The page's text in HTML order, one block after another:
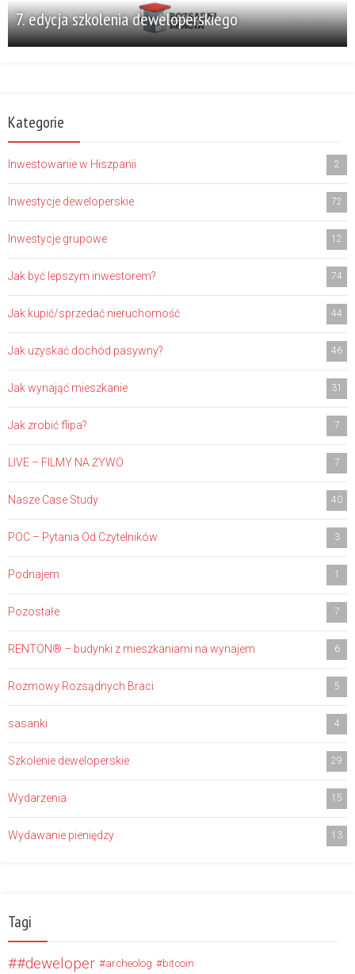
7. edycja szkolenia deweloperskiego
Kategorie
Inwestowanie w Hiszpanii 2
Inwestycje deweloperskie 72
Inwestycje grupowe 12
Jak być lepszym inwestorem? 74
Jak kupić/sprzedać nieruchomość 44
Jak uzyskać dochód pasywny? 46
Jak wynająć mieszkanie 31
Jak zrobić flipa? 7
LIVE – FILMY NA ŻYWO 7
Nasze Case Study 40
POC – Pytania Od Czytelników 3
Podnajem 1
Pozostałe 7
RENTON® – budynki z mieszkaniami na wynajem 6
Rozmowy Rozsądnych Braci 5
sasanki 4
Szkolenie deweloperskie 29
Wydarzenia 15
Wydawanie pieniędzy 13
Tagi
#deweloper archeolog bitcoin